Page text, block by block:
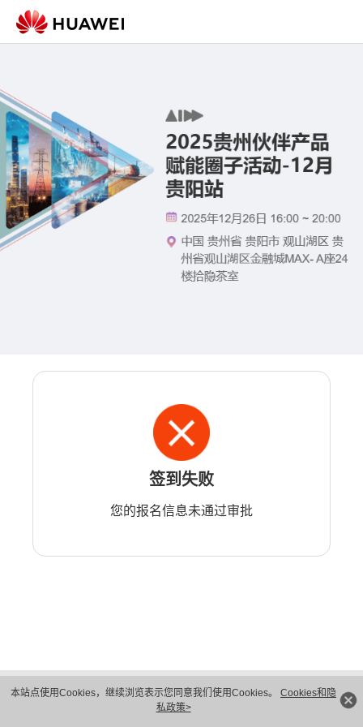
本站点使用Cookies，继续浏览表示您同意我们使用Cookies。 Cookies和隐
私政策>
签到失败
您的报名信息未通过审批
版权所有 © 华为技术有限公司 1998-2026。 保留一切权利。粤A2-20044005号
隐私保护